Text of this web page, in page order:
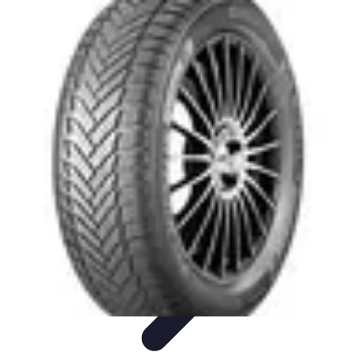
Pionieri dell'Innovazione
Tecnologie Emergenti Startup e Innovazione
Innovazione Tecnologica
Pionieri dell'Innovazione